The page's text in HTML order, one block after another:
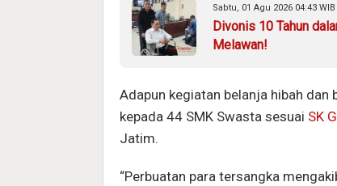
Sabtu, 01 Agu 2026 04:43 WIB
Divonis 10 Tahun
Melawan!
Adapun kegiatan belanja hibah
kepada 44 SMK Swasta sesuai SK
Jatim.
“Perbuatan para tersangka